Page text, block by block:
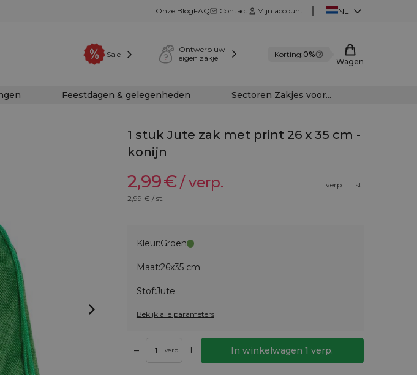
Onze BlogFAQ Contact Mijn account NL
Sale
Ontwerp uw
eigen zakje
Korting:0%
Wagen
Feestdagen & gelegenheden Sectoren Zakjes voor...
1 stuk Jute zak met print 26 x 35 cm -
konijn
2,99€/ verp.
1 verp. = 1 st.
2,99 € / st.
Kleur:Groen
Maat:26x35 cm
Stof:Jute
Bekijk alle parameters
– verp. + In winkelwagen1 verp.